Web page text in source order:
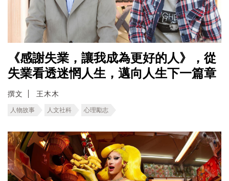
《感謝失業，讓我成為更好的人》，從
失業看透迷惘人生，邁向人生下一篇章
撰文 王木木
人物故事 人文社科 心理勵志